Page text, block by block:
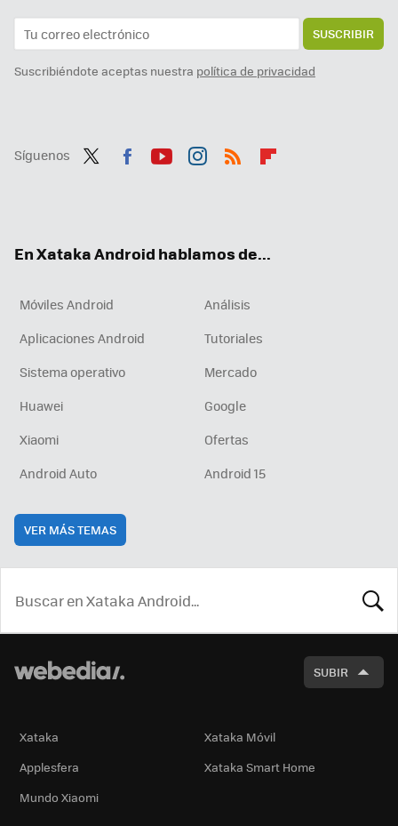
SUSCRIBIR
Suscribiéndote aceptas nuestra política de privacidad
Síguenos
En Xataka Android hablamos de...
Móviles Android
Análisis
Aplicaciones Android
Tutoriales
Sistema operativo
Mercado
Huawei
Google
Xiaomi
Ofertas
Android Auto
Android 15
VER MÁS TEMAS
SUBIR
Xataka
Xataka Móvil
Applesfera
Xataka Smart Home
Mundo Xiaomi